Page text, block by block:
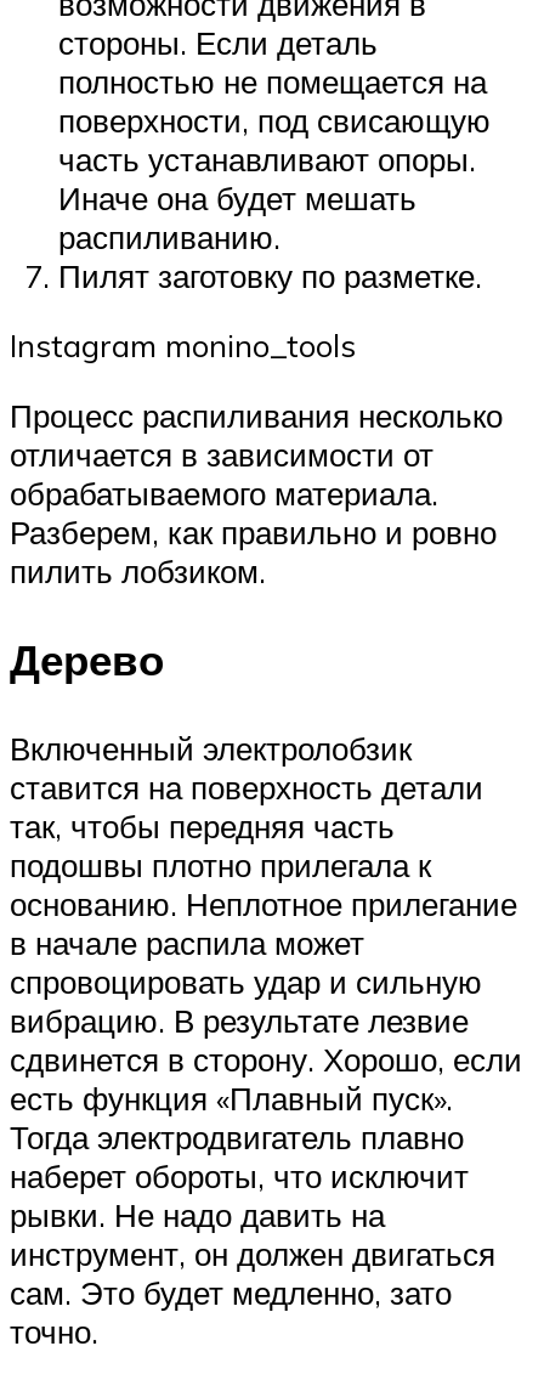
стороны. Если деталь
полностью не помещается на
поверхности, под свисающую
часть устанавливают опоры.
Иначе она будет мешать
распиливанию.
Пилят заготовку по разметке.
Instagram monino_tools
Процесс распиливания несколько
отличается в зависимости от
обрабатываемого материала.
Разберем, как правильно и ровно
пилить лобзиком.
Дерево
Включенный электролобзик
ставится на поверхность детали
так, чтобы передняя часть
подошвы плотно прилегала к
основанию. Неплотное прилегание
в начале распила может
спровоцировать удар и сильную
вибрацию. В результате лезвие
сдвинется в сторону. Хорошо, если
есть функция «Плавный пуск».
Тогда электродвигатель плавно
наберет обороты, что исключит
рывки. Не надо давить на
инструмент, он должен двигаться
сам. Это будет медленно, зато
точно.